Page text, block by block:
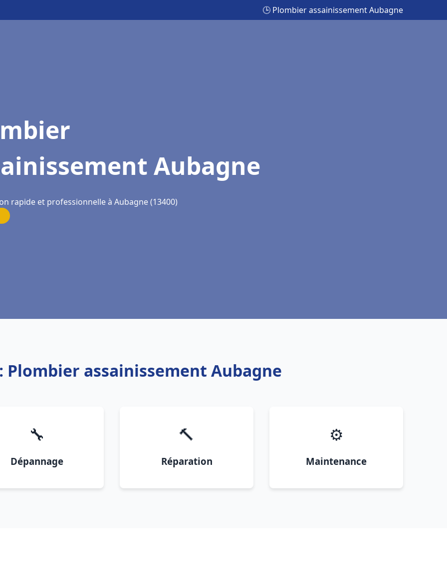
🕒 Plombier assainissement Aubagne
Aubagne
rapide et professionnelle à Aubagne (13400)
Plombier assainissement Aubagne
🔧
Dépannage
🔨
Réparation
⚙️
Maintenance